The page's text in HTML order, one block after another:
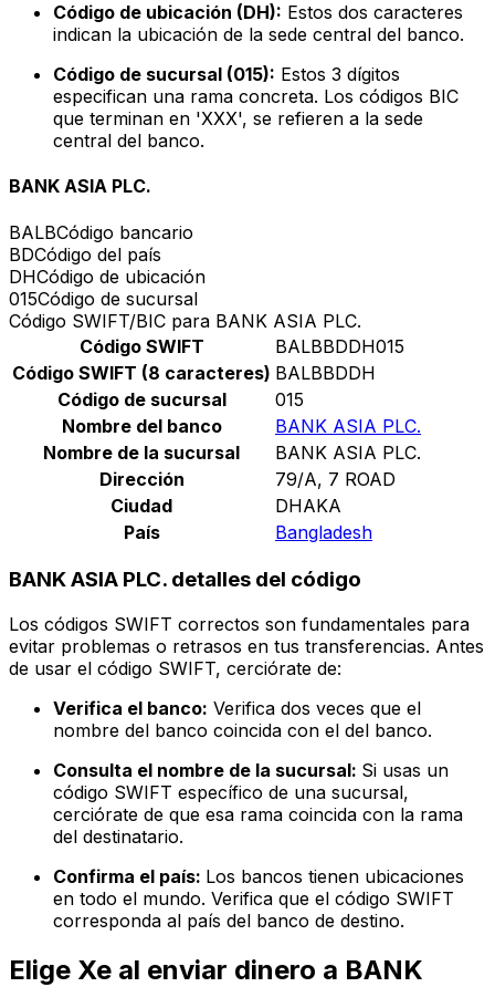
Código de ubicación (DH): Estos dos caracteres
indican la ubicación de la sede central del banco.
Código de sucursal (015): Estos 3 dígitos
especifican una rama concreta. Los códigos BIC
que terminan en 'XXX', se refieren a la sede
central del banco.
BANK ASIA PLC.
BALBCódigo bancario
BDCódigo del país
DHCódigo de ubicación
015Código de sucursal
Código SWIFT/BIC para BANK ASIA PLC.
Código SWIFT
BALBBDDH015
Código SWIFT (8 caracteres) BALBBDDH
Código de sucursal
015
Nombre del banco
BANK ASIA PLC.
Nombre de la sucursal
BANK ASIA PLC.
Dirección
79/A, 7 ROAD
Ciudad
DHAKA
País
Bangladesh
BANK ASIA PLC. detalles del código
Los códigos SWIFT correctos son fundamentales para
evitar problemas o retrasos en tus transferencias. Antes
de usar el código SWIFT, cerciórate de:
Verifica el banco: Verifica dos veces que el
nombre del banco coincida con el del banco.
Consulta el nombre de la sucursal: Si usas un
código SWIFT específico de una sucursal,
cerciórate de que esa rama coincida con la rama
del destinatario.
Confirma el país: Los bancos tienen ubicaciones
en todo el mundo. Verifica que el código SWIFT
corresponda al país del banco de destino.
Elige Xe al enviar dinero a BANK